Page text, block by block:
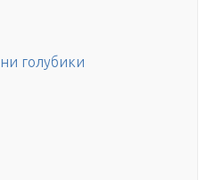
голубики